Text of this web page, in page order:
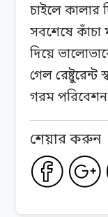
চাইলে কালার
সবশেষে
দিয়ে
গেল
গরম
শেয়ার করুন